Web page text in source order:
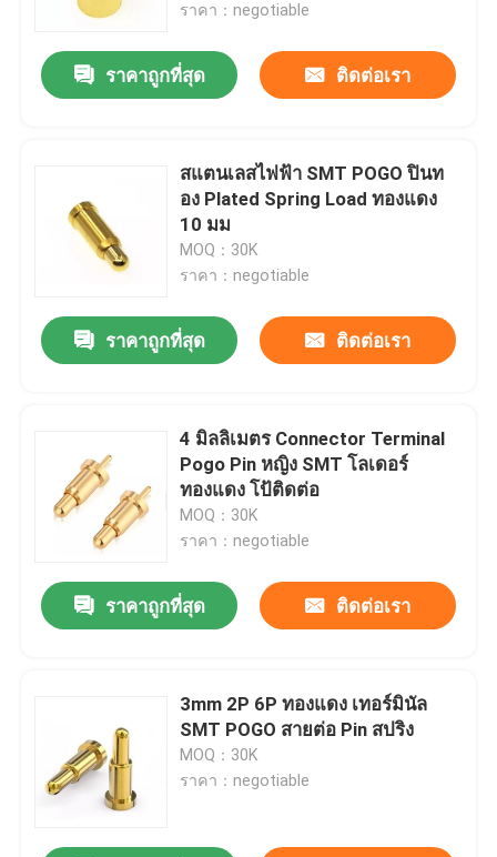
บ้าน
เกี่ยวกับเรา
ราคา：negotiable
ราคาถูกที่สุด ติดต่อเรา
สแตนเลสไฟฟ้า SMT POGO ปินท
อง Plated Spring Load ทองแดง
10 มม
MOQ：30K
ราคา：negotiable
ราคาถูกที่สุด ติดต่อเรา
4 มิลลิเมตร Connector Terminal
Pogo Pin หญิง SMT โลเดอร์
ทองแดง โป้ติดต่อ
MOQ：30K
ราคา：negotiable
ราคาถูกที่สุด ติดต่อเรา
3mm 2P 6P ทองแดง เทอร์มินัล
SMT POGO สายต่อ Pin สปริง
MOQ：30K
ราคา：negotiable